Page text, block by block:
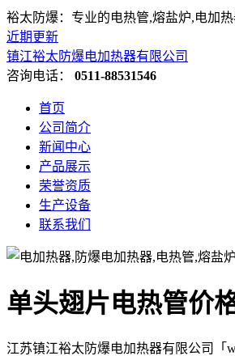
裕太防爆：专业的电热管,熔盐炉,电加
近期更新
镇江裕太防爆电加热器有限公司
咨询电话： 0511-88531546
首页
公司简介
新闻中心
产品展示
荣誉资质
生产设备
联系我们
单头翅片电热管价
江苏镇江裕太防爆电加热器有限公司「